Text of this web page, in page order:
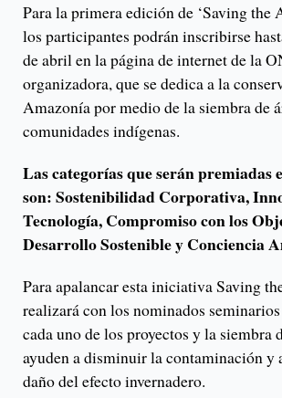
Para la primera edición de ‘Saving the
los participantes podrán inscribirse
de abril en la página de internet de la
organizadora, que se dedica a la
Amazonía por medio de la siembra de
comunidades indígenas.
Las categorías que serán premiadas
son: Sostenibilidad Corporativa,
Tecnología, Compromiso con los
Desarrollo Sostenible y Conciencia
Para apalancar esta iniciativa Saving
realizará con los nominados
cada uno de los proyectos y la siembra
ayuden a disminuir la contaminación y
daño del efecto invernadero.